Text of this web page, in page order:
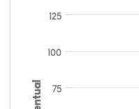
75
100
125